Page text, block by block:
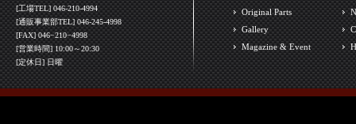
[工場TEL] 046-210-4994
[通販事業部TEL] 046-245-4998
[FAX] 046−210−4998
[営業時間] 10:00～20:30
[定休日] 日曜
Original Parts
Gallery
Magazine & Event